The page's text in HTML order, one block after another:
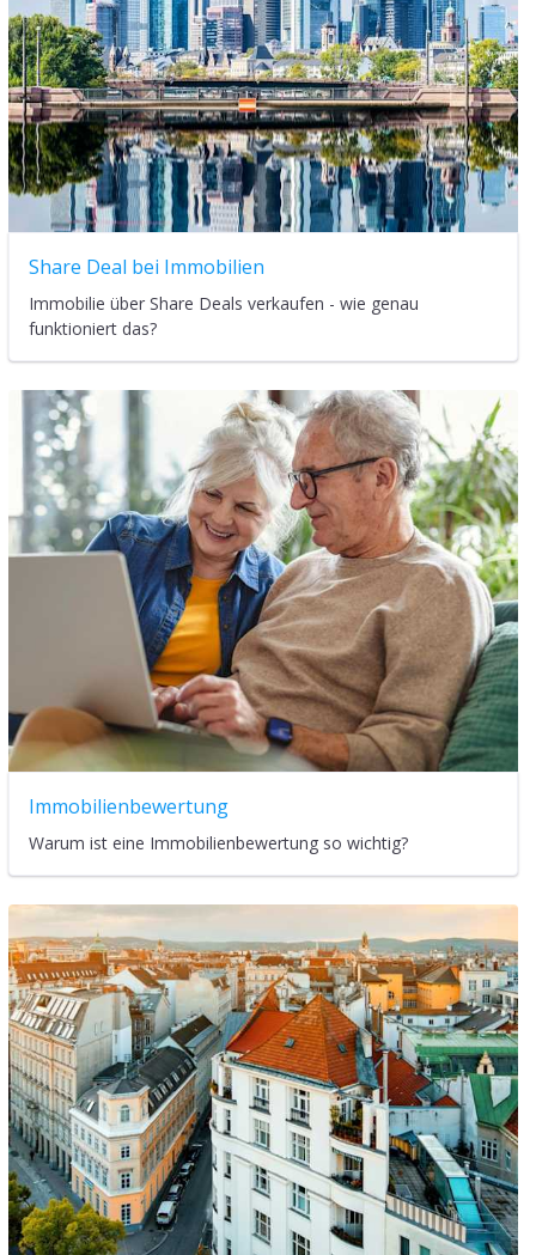
Share Deal bei Immobilien
Immobilie über Share Deals verkaufen - wie genau
funktioniert das?
Immobilienbewertung
Warum ist eine Immobilienbewertung so wichtig?